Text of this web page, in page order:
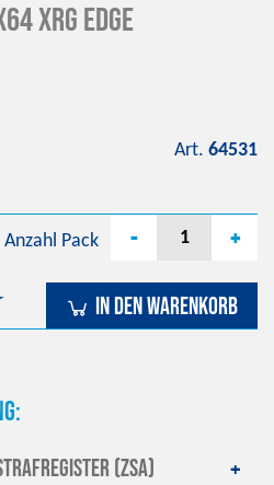
XRG Edge
Art. 64531
Anzahl Pack - +
In den Warenkorb
(ZSA)